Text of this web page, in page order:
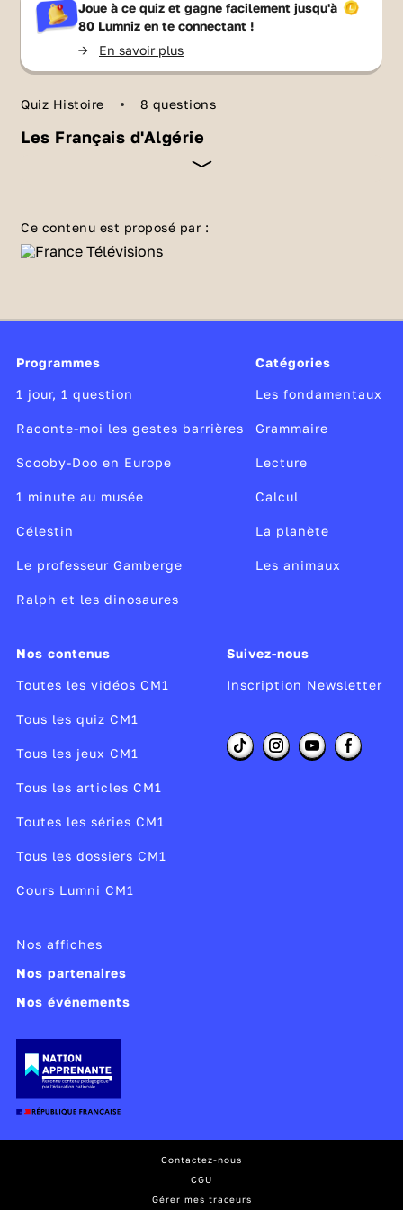
Joue à ce quiz et gagne facilement jusqu'à
80 Lumniz en te connectant !
-> En savoir plus
Quiz Histoire 8 questions
Les Français d'Algérie
eux, les Français sont arrivés en dernier. Sais-
tu quand exactement et quand ils l'ont quittée
Ce contenu est proposé par :
Programmes
1 jour, 1 question
Raconte-moi les gestes barrières
Scooby-Doo en Europe
1 minute au musée
Célestin
Le professeur Gamberge
Ralph et les dinosaures
Catégories
Les fondamentaux
Grammaire
Lecture
Calcul
La planète
Les animaux
Nos contenus
Toutes les vidéos CM1
Tous les quiz CM1
Tous les jeux CM1
Tous les articles CM1
Toutes les séries CM1
Tous les dossiers CM1
Cours Lumni CM1
Suivez-nous
Inscription Newsletter
Nos affiches
Nos partenaires
Nos événements
Contactez-nous
CGU
Gérer mes traceurs